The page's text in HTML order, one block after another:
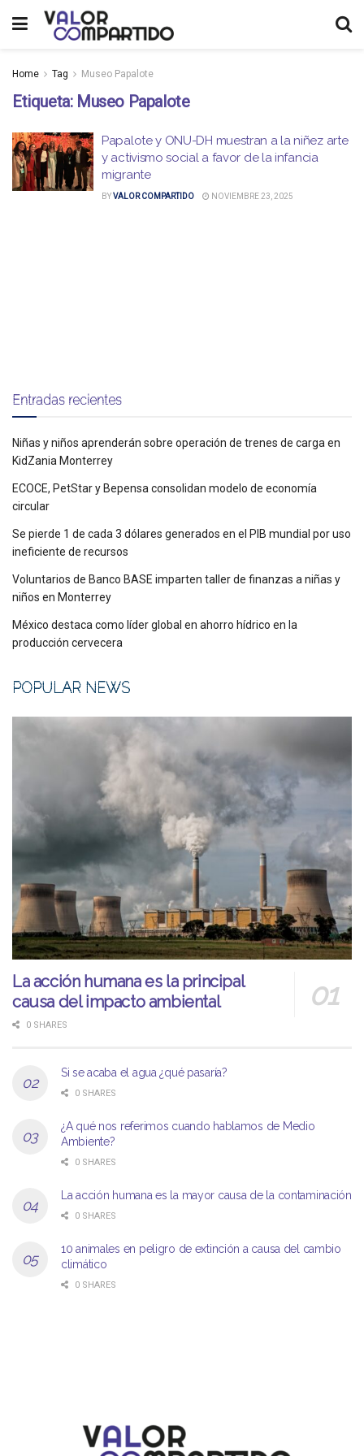
Home Tag Museo Papalote
Etiqueta: Museo Papalote
Papalote y ONU-DH muestran a la niñez arte
y activismo social a favor de la infancia
migrante
BYVALOR COMPARTIDO NOVIEMBRE 23, 2025
Entradas recientes
Niñas y niños aprenderán sobre operación de trenes de carga en
KidZania Monterrey
ECOCE, PetStar y Bepensa consolidan modelo de economía
circular
Se pierde 1 de cada 3 dólares generados en el PIB mundial por uso
ineficiente de recursos
Voluntarios de Banco BASE imparten taller de finanzas a niñas y
niños en Monterrey
México destaca como líder global en ahorro hídrico en la
producción cervecera
POPULAR NEWS
La acción humana es la principal
causa del impacto ambiental
0 SHARES
Si se acaba el agua ¿qué pasaría?
0 SHARES
¿A qué nos referimos cuando hablamos de Medio
Ambiente?
0 SHARES
La acción humana es la mayor causa de la contaminación
0 SHARES
10 animales en peligro de extinción a causa del cambio
climático
0 SHARES